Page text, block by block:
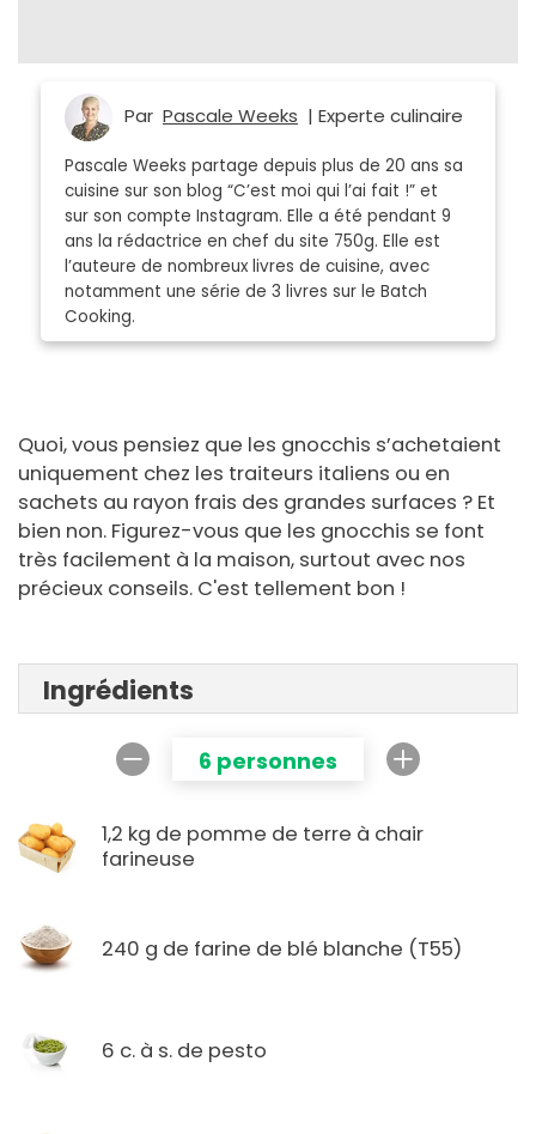
Par Pascale Weeks | Experte culinaire
Pascale Weeks partage depuis plus de 20 ans sa
cuisine sur son blog “C’est moi qui l’ai fait !” et
sur son compte Instagram. Elle a été pendant 9
ans la rédactrice en chef du site 750g. Elle est
l’auteure de nombreux livres de cuisine, avec
notamment une série de 3 livres sur le Batch
Cooking.
Quoi, vous pensiez que les gnocchis s’achetaient
uniquement chez les traiteurs italiens ou en
sachets au rayon frais des grandes surfaces ? Et
bien non. Figurez-vous que les gnocchis se font
très facilement à la maison, surtout avec nos
précieux conseils. C'est tellement bon !
Ingrédients
6 personnes
1,2 kg de pomme de terre à chair
farineuse
240 g de farine de blé blanche (T55)
6 c. à s. de pesto